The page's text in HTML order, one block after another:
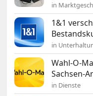
in
1&1
in
Wahl-O-
Sachsen-
in Dienste